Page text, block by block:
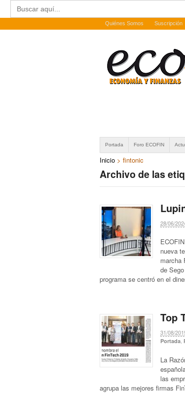
Buscar:
Quiénes Somos Suscripción
Portada Foro ECOFIN
Inicio > fintonic
Archivo de las
28/06/
nueva
marcha
de
programa se centró en el
Top
31/08/
Portada
La
las
agrupa las mejores firmas